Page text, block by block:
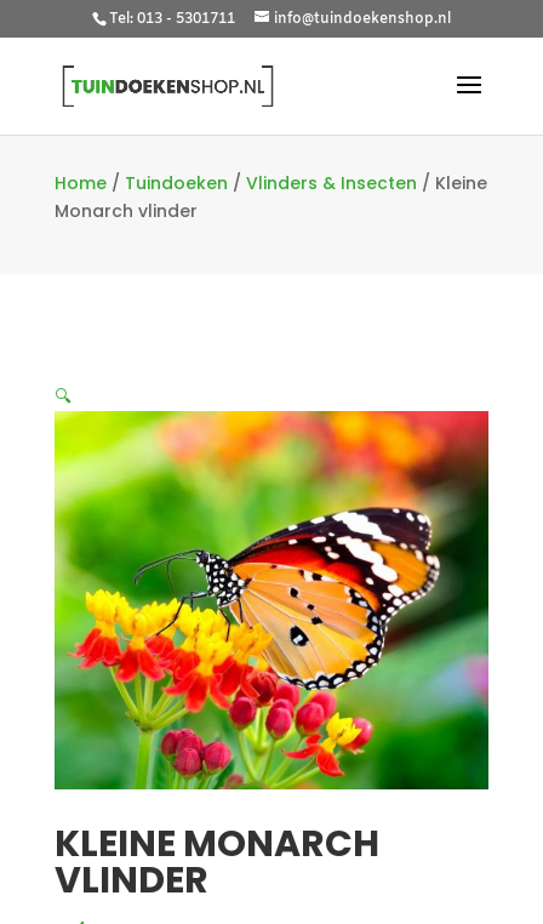
Tel: 013 - 5301711 info@tuindoekenshop.nl
Home/ Tuindoeken / Vlinders & Insecten / Kleine
Monarch vlinder
🔍
KLEINE MONARCH
VLINDER